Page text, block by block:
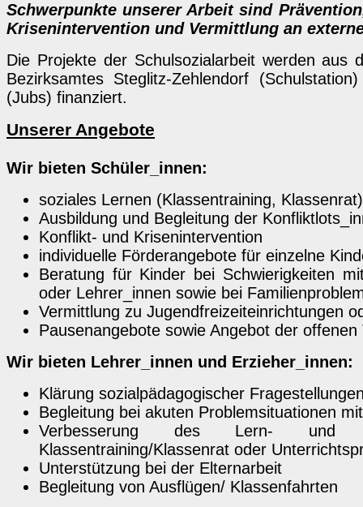
Schwerpunkte unserer Arbeit sind
Krisenintervention und Vermittlung an
Die Projekte der Schulsozialarbeit werden aus
Bezirksamtes Steglitz-Zehlendorf
(Jubs) finanziert.
Unserer Angebote
Wir bieten Schüler_innen:
soziales Lernen (Klassentraining,
Ausbildung und Begleitung der
Konflikt- und Krisenintervention
individuelle Förderangebote für einzelne
Beratung für Kinder bei Schwierigkeiten
oder Lehrer_innen sowie bei
Vermittlung zu Jugendfreizeiteinrichtungen
Pausenangebote sowie Angebot der offenen
Wir bieten Lehrer_innen und Erzieher_innen:
Klärung sozialpädagogischer
Begleitung bei akuten Problemsituationen
Verbesserung des Lern- und
Klassentraining/Klassenrat oder
Unterstützung bei der Elternarbeit
Begleitung von Ausflügen/ Klassenfahrten